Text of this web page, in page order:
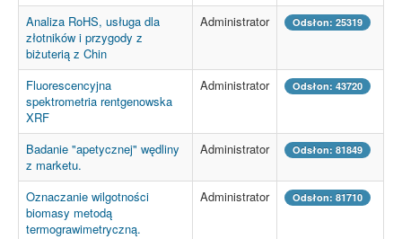
Analiza RoHS, usługa dla
złotników i przygody z
biżuterią z Chin
Administrator Odsłon: 25319
Fluorescencyjna
spektrometria rentgenowska
XRF
Administrator Odsłon: 43720
Badanie "apetycznej" wędliny
z marketu.
Administrator Odsłon: 81849
Oznaczanie wilgotności
biomasy metodą
termograwimetryczną.
Administrator Odsłon: 81710